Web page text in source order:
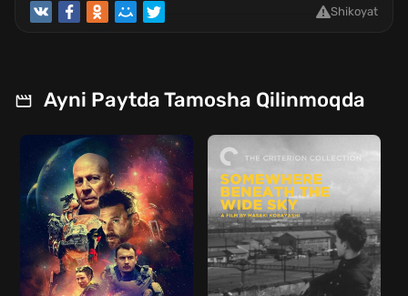
Shikoyat
Ayni Paytda Tamosha Qilinmoqda